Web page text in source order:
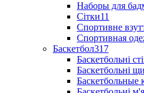
Наборы для
Сітки11
Спортивне
Спортивная
Баскетбол317
Баскетбольні
Баскетбольні
Баскетбольные